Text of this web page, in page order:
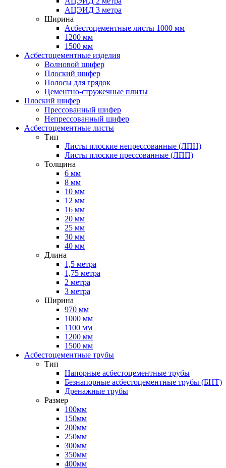
АЦЭИД 3 метра
Ширина
Асбестоцементные листы 1000 мм
1200 мм
1500 мм
Асбестоцементные изделия
Волновой шифер
Плоский шифер
Полосы для грядок
Цементно-стружечные плиты
Плоский шифер
Прессованный шифер
Непрессованный шифер
Асбестоцементные листы
Тип
Листы плоские непрессованные (ЛПН)
Листы плоские прессованные (ЛПП)
Толщина
6 мм
8 мм
10 мм
12 мм
16 мм
20 мм
25 мм
30 мм
40 мм
Длина
1,5 метра
1,75 метра
2 метра
3 метра
Ширина
970 мм
1000 мм
1100 мм
1200 мм
1500 мм
Асбестоцементные трубы
Тип
Напорные асбестоцементные трубы
Безнапорные асбестоцементные трубы (БНТ)
Дренажные трубы
Размер
100мм
150мм
200мм
250мм
300мм
350мм
400мм